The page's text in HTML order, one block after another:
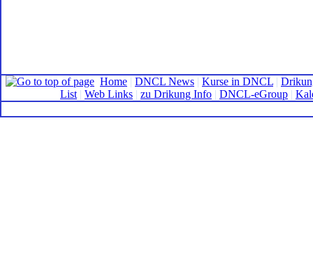
Home | DNCL News | Kurse in DNCL |
List | Web Links | zu Drikung Info | DNCL-eGroup |